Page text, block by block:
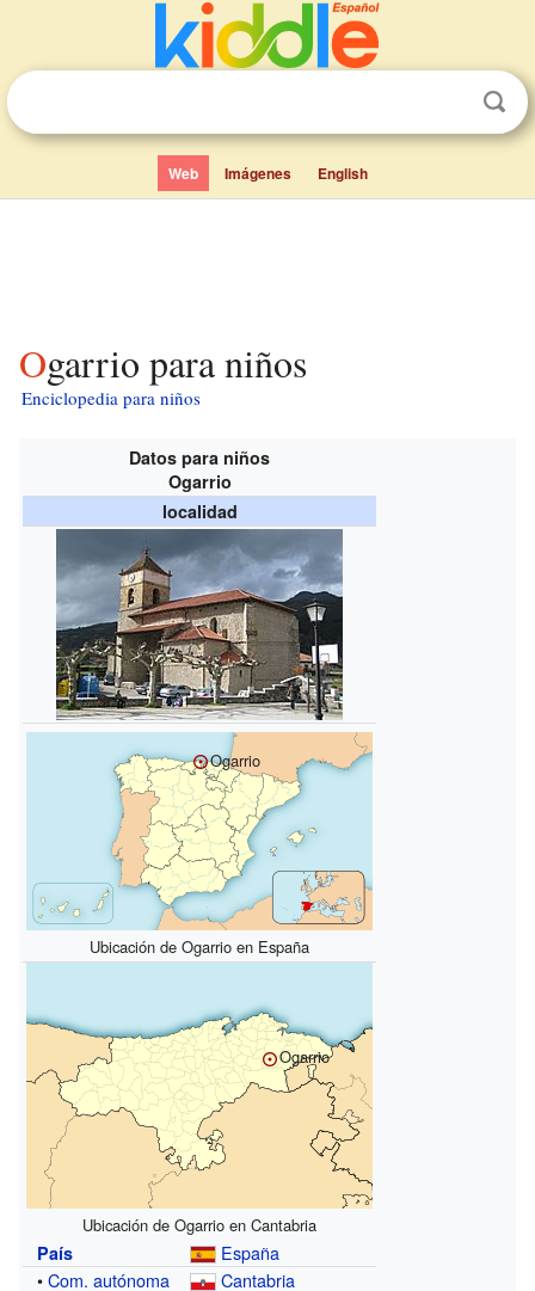
Web Imágenes English
Ogarrio para niños
Enciclopedia para niños
Datos para niños
Ogarrio
localidad
Ogarrio
Ubicación de Ogarrio en España
Ogarrio
Ubicación de Ogarrio en Cantabria
País
España
•Com. autónoma
Cantabria